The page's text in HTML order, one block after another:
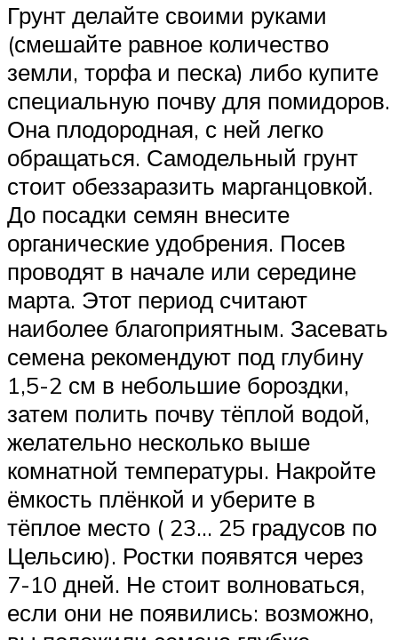
Грунт делайте своими руками
(смешайте равное количество
земли, торфа и песка) либо купите
специальную почву для помидоров.
Она плодородная, с ней легко
обращаться. Самодельный грунт
стоит обеззаразить марганцовкой.
До посадки семян внесите
органические удобрения. Посев
проводят в начале или середине
марта. Этот период считают
наиболее благоприятным. Засевать
семена рекомендуют под глубину
1,5-2 см в небольшие бороздки,
затем полить почву тёплой водой,
желательно несколько выше
комнатной температуры. Накройте
ёмкость плёнкой и уберите в
тёплое место ( 23… 25 градусов по
Цельсию). Ростки появятся через
7-10 дней. Не стоит волноваться,
если они не появились: возможно,